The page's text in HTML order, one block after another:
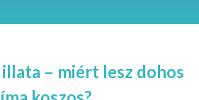
– miért lesz dohos